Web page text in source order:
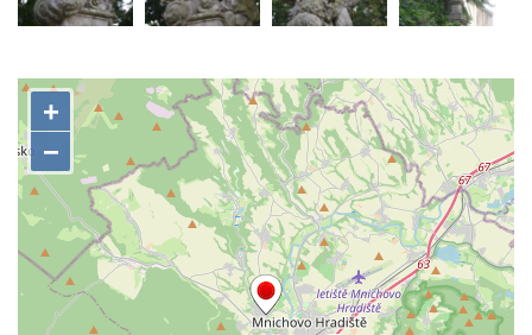
Socha svatého Zachariáše na nádvoří
Socha svatého Josefa na nádvoří kláštera
dominikánů v Českých Budějovicích
Socha svaté Anny na nádvoří kláštera
dominikánů v Českých Budějovicích
Socha svatého Dominika na nádvoří
kláštera dominikánů v Českých
Budějovicích